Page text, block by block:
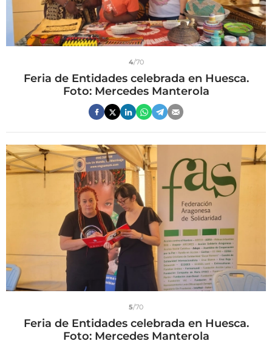
4/70
Feria de Entidades celebrada en Huesca.
Foto: Mercedes Manterola
5/70
Feria de Entidades celebrada en Huesca.
Foto: Mercedes Manterola